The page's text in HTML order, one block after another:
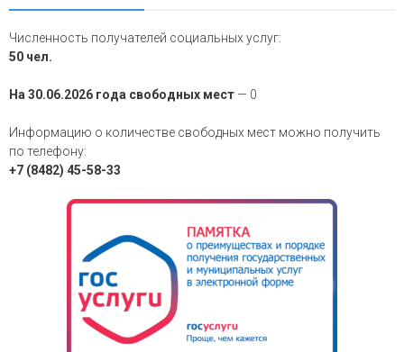
Численность получателей социальных услуг:
50 чел.
На 30.06.2026 года свободных мест — 0
Информацию о количестве свободных мест можно получить
по телефону:
+7 (8482) 45-58-33